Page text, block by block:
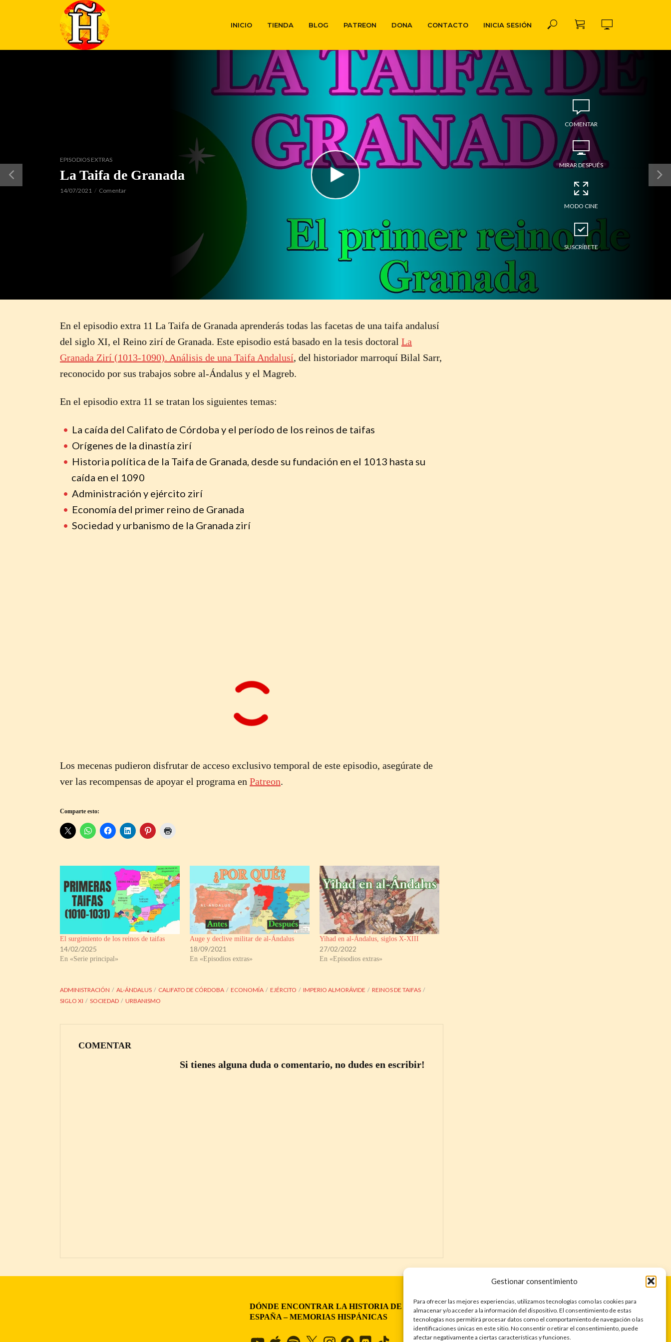
Gestionar consentimiento
Para ofrecer las mejores experiencias, utilizamos tecnologías como las cookies para
almacenar y/o acceder a la información del dispositivo. El consentimiento de estas
tecnologías nos permitirá procesar datos como el comportamiento de navegación o las
identificaciones únicas en este sitio. No consentir o retirar el consentimiento, puede
afectar negativamente a ciertas características y funciones.
INICIO TIENDA BLOG PATREON DONA CONTACTO INICIA SESIÓN
EPISODIOS EXTRAS
La Taifa de Granada
14/07/2021 Comentar
COMENTAR
MIRAR DESPUÉS
MODO CINE
SUSCRÍBETE
En el episodio extra 11 La Taifa de Granada aprenderás todas las facetas de una taifa andalusí
del siglo XI, el Reino zirí de Granada. Este episodio está basado en la tesis doctoral La
Granada Zirí (1013-1090). Análisis de una Taifa Andalusí, del historiador marroquí Bilal Sarr,
reconocido por sus trabajos sobre al-Ándalus y el Magreb.
En el episodio extra 11 se tratan los siguientes temas:
La caída del Califato de Córdoba y el período de los reinos de taifas
Orígenes de la dinastía zirí
Historia política de la Taifa de Granada, desde su fundación en el 1013 hasta su
caída en el 1090
Administración y ejército zirí
Economía del primer reino de Granada
Sociedad y urbanismo de la Granada zirí
Los mecenas pudieron disfrutar de acceso exclusivo temporal de este episodio, asegúrate de
ver las recompensas de apoyar el programa en Patreon.
Comparte esto:
El surgimiento de los reinos de taifas
14/02/2025
En «Serie principal»
Auge y declive militar de al-Ándalus
18/09/2021
En «Episodios extras»
Yihad en al-Ándalus, siglos X-XIII
27/02/2022
En «Episodios extras»
ADMINISTRACIÓN AL-ÁNDALUS CALIFATO DE CÓRDOBA ECONOMÍA EJÉRCITO IMPERIO ALMORÁVIDE
REINOS DE TAIFAS
SIGLO XI
SOCIEDAD URBANISMO
COMENTAR
Si tienes alguna duda o comentario, no dudes en escribir!
DÓNDE ENCONTRAR LA HISTORIA DE
ESPAÑA – MEMORIAS HISPÁNICAS
YouTube
Apple SpotifyX InstagramFacebookDiscordTikTok